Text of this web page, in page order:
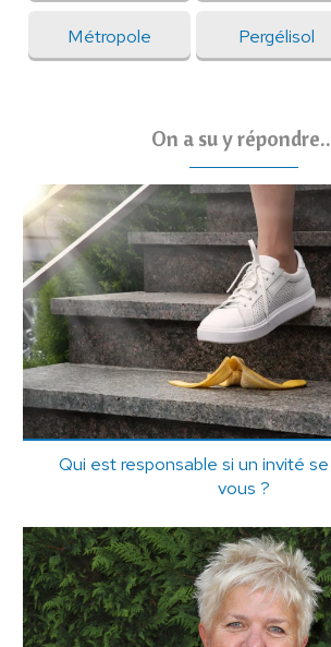
Métropole Pergélisol
On a su y
Qui est responsable si un invité
vous ?